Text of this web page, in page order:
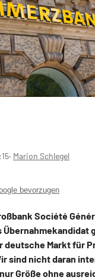
‧ Marion Schlegel
bevorzugen
Société
Übernahmekandidat
deutsche Markt für
sind nicht daran
Größe ohne